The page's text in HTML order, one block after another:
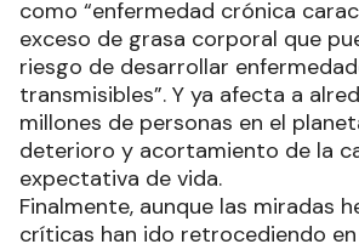
como “enfermedad crónica
exceso de grasa corporal que
riesgo de desarrollar
transmisibles”. Y ya afecta a
millones de personas en el
deterioro y acortamiento de la
expectativa de vida.
Finalmente, aunque las miradas
críticas han ido retrocediendo